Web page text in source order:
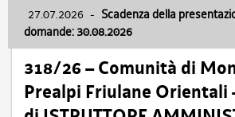
27.07.2026 - Scadenza della
domande: 30.08.2026
318/26 – Comunità di
Prealpi Friulane Orientali